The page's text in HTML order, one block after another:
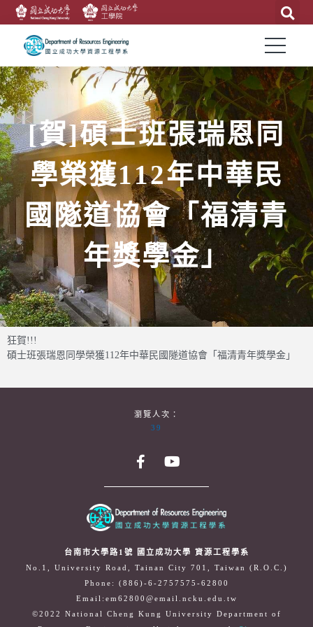
[賀]碩士班張瑞恩同
學榮獲112年中華民
國隧道協會「福清青
年獎學金」
狂賀!!!
碩士班張瑞恩同學榮獲112年中華民國隧道協會「福清青年獎學金」
瀏覽人次：
39
台南市大學路1號 國立成功大學 資源工程學系
No.1, University Road, Tainan City 701, Taiwan (R.O.C.)
Phone: (886)-6-2757575-62800
Email:em62800@email.ncku.edu.tw
©2022 National Cheng Kung University Department of